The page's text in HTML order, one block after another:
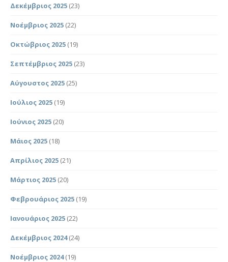
Δεκέμβριος 2025 (23)
Νοέμβριος 2025 (22)
Οκτώβριος 2025 (19)
Σεπτέμβριος 2025 (23)
Αύγουστος 2025 (25)
Ιούλιος 2025 (19)
Ιούνιος 2025 (20)
Μάιος 2025 (18)
Απρίλιος 2025 (21)
Μάρτιος 2025 (20)
Φεβρουάριος 2025 (19)
Ιανουάριος 2025 (22)
Δεκέμβριος 2024(24)
Νοέμβριος 2024(19)